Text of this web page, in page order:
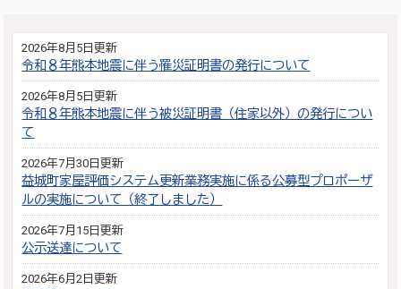
2026年8月5日更新
令和８年熊本地震に伴う罹災証明書の発行について
2026年8月5日更新
令和８年熊本地震に伴う被災証明書（住家以外）の発行につい
て
2026年7月30日更新
益城町家屋評価システム更新業務実施に係る公募型プロポーザ
ルの実施について（終了しました）
2026年7月15日更新
公示送達について
2026年6月2日更新